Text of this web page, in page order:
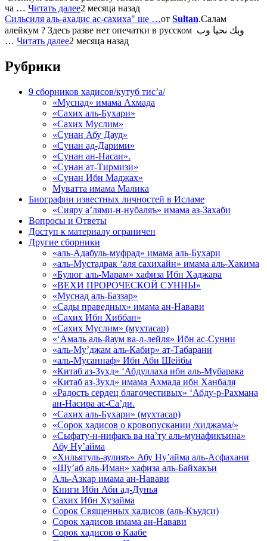
ча … Читать далее2 месяца назад
Сильсиля аль-ахадис ас-сахиха" ше …от Sultan.Салам
алейкум ? Здесь разве нет опечатки в русском وبك نحيا وب
… Читать далее2 месяца назад
Рубрики
9 сборников хадисов/кутуб тис’а/
«Муснад» имама Ахмада
«Сахих аль-Бухари»
«Сахих Муслим»
«Сунан Абу Дауд»
«Сунан ад-Дарими»
«Сунан ан-Насаи».
«Сунан ат-Тирмизи»
«Сунан Ибн Маджах»
Муватта имама Малика
Биографии известных личностей в Исламе
«Сияру а’лями-н-нубаляъ» имама аз-Захаби
Вопросы и Ответы
Доступ к материалу ограничен
Другие сборники
«аль-Адабуль-муфрад» имама аль-Бухари
«аль-Мустадрак ‘аля сахихайн» имама аль-Хакима
«Булюг аль-Марам» хафиза Ибн Хаджара
«ВЕХИ ПРОРОЧЕСКОЙ СУННЫ»
«Муснад аль-Баззар»
«Сады праведных» имама ан-Навави
«Сахих Ибн Хиббан»
«Сахих Муслим» (мухтасар)
«‘Амаль аль-йаум ва-л-лейля» Ибн ас-Сунни
«аль-Му’джам аль-Кабир» ат-Табарани
«аль-Мусаннаф» Ибн Аби Шейбы
«Китаб аз-Зухд» ‘Абдуллаха ибн аль-Мубарака
«Китаб аз-Зухд» имама Ахмада ибн Ханбаля
«Радость сердец благочестивых» ‘Абду-р-Рахмана
ан-Насира ас-Са’ди.
«Сахих аль-Бухари» (мухтасар)
«Сорок хадисов о кровопускании /хиджама/»
«Сыфату-н-нифакъ ва на’ту аль-мунафикъина»
Абу Ну’айма
«Хильятуль-аулияъ» Абу Ну’айма аль-Асфахани
«Шу’аб аль-Иман» хафиза аль-Байхакъи
Аль-Азкар имама ан-Навави
Книги Ибн Аби ад-Дунья
Сахих Ибн Хузайма
Сорок Священных хадисов (аль-Къудси)
Сорок хадисов имама ан-Навави
Сорок хадисов о Каабе